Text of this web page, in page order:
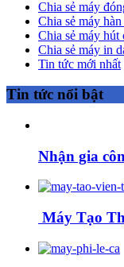
Chia sẻ máy
Chia sẻ máy
Chia sẻ máy hút
Chia sẻ máy in
Tin tức mới nhất
Tin tức nổi bật
Nhận gia
Máy Tạo